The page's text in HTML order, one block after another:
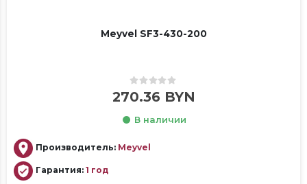
Meyvel SF3-430-200
0out of 5
270.36 BYN
В наличии
Производитель: Meyvel
Гарантия: 1 год